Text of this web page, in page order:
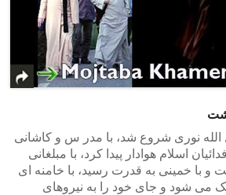
الله نوری شروع شد، با مدر س و کاشانی
اسلام هوادار پیدا کرد، با مبلغانی
با خمینی به قدرت رسید، با خامنه ای
می شود و جای خود را به نیروهای